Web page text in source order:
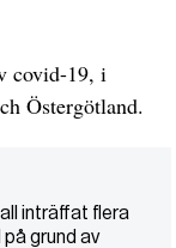
covid-19, i
Östergötland.
inträffat flera
grund av